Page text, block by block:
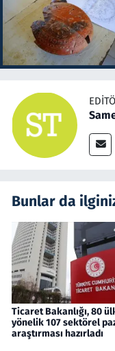
Bunlar da
Ticaret Bakanlığı, 80
yönelik 107 sektörel
araştırması hazırladı